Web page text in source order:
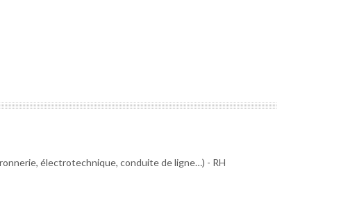
électrotechnique, conduite de ligne…) - RH